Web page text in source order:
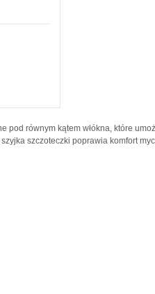
pod równym kątem włókna, które
szczoteczki poprawia komfort